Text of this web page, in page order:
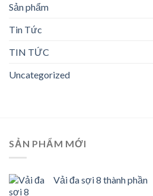
Sản phẩm
Tin Tức
TIN TỨC
Uncategorized
SẢN PHẨM MỚI
Vải đa sợi 8 thành phần